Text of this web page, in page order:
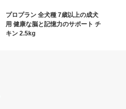
プロプラン 全犬種 7歳以上の成犬
用 健康な脳と記憶力のサポート チ
キン 2.5kg